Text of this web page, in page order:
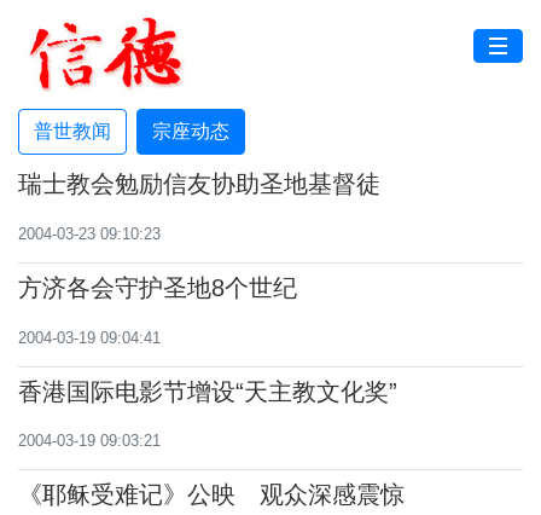
普世教闻 宗座动态
瑞士教会勉励信友协助圣地基督徒
2004-03-23 09:10:23
方济各会守护圣地8个世纪
2004-03-19 09:04:41
香港国际电影节增设“天主教文化奖”
2004-03-19 09:03:21
《耶稣受难记》公映 观众深感震惊